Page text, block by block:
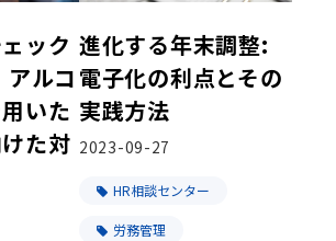
ック
ルコ
いた
た対
進化する年末調整:
電子化の利点とその
実践方法
2023-09-27
HR相談センター
労務管理